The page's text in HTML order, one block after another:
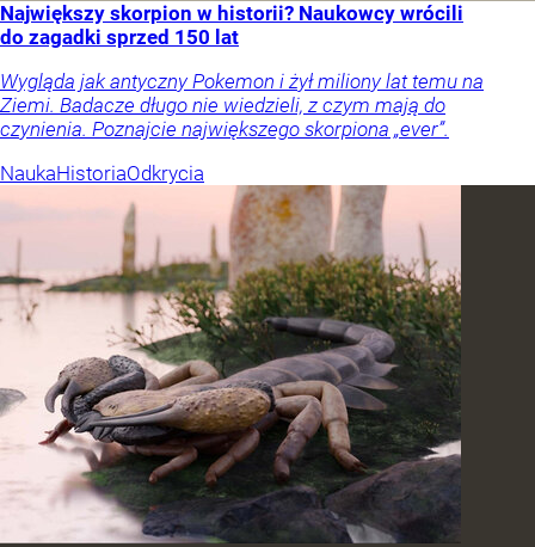
Największy skorpion w historii? Naukowcy wrócili
do zagadki sprzed 150 lat
Wygląda jak antyczny Pokemon i żył miliony lat temu na
Ziemi. Badacze długo nie wiedzieli, z czym mają do
czynienia. Poznajcie największego skorpiona „ever”.
NaukaHistoriaOdkrycia